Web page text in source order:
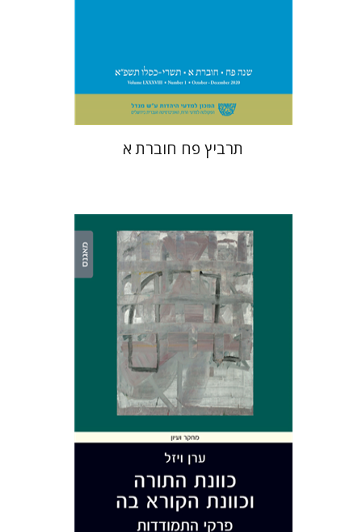
$29
תרביץ פח חוברת א
ערן ויזל
הנחת אתר ספר מודפס
$46
$41